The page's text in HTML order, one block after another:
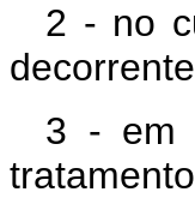
2 - no
3 - em